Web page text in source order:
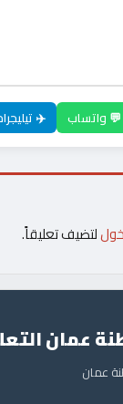
💬 واتساب ✈️
لتضيف تعليقاً.
عمان
عمان